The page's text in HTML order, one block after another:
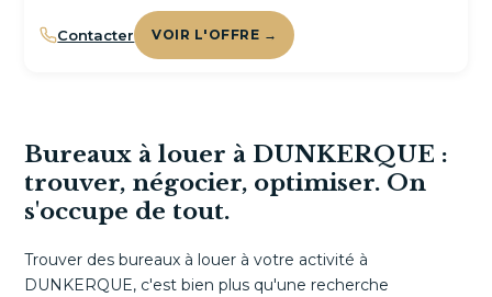
Contacter VOIR L'OFFRE →
Bureaux à louer à DUNKERQUE :
trouver, négocier, optimiser. On
s'occupe de tout.
Trouver des bureaux à louer à votre activité à
DUNKERQUE, c'est bien plus qu'une recherche